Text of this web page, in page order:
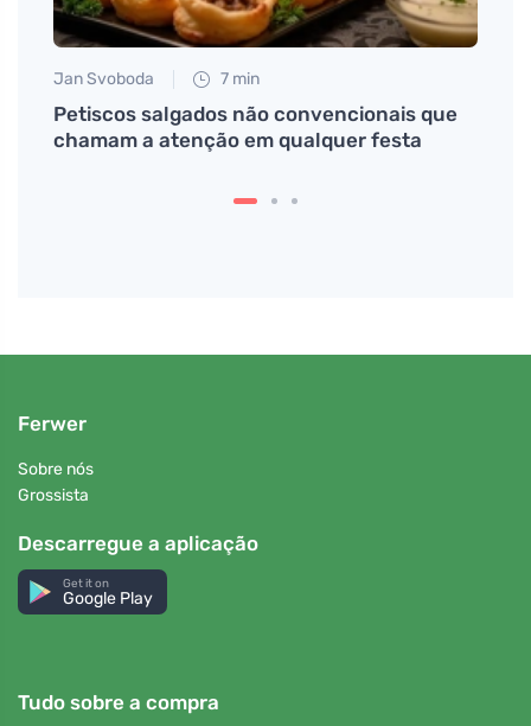
Jan Svoboda 7 min
Petiscos salgados não convencionais que
chamam a atenção em qualquer festa
Ferwer
Sobre nós
Grossista
Descarregue a aplicação
Get it on
Google Play
Tudo sobre a compra